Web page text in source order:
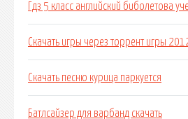
Гдз 5 класс английский биболетова
Скачать игры через торрент игры
Скачать песню курица паркуется
Батлсайзер для варбанд скачать